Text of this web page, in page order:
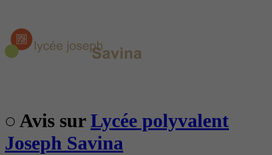
Avis surLycée polyvalent
Joseph Savina